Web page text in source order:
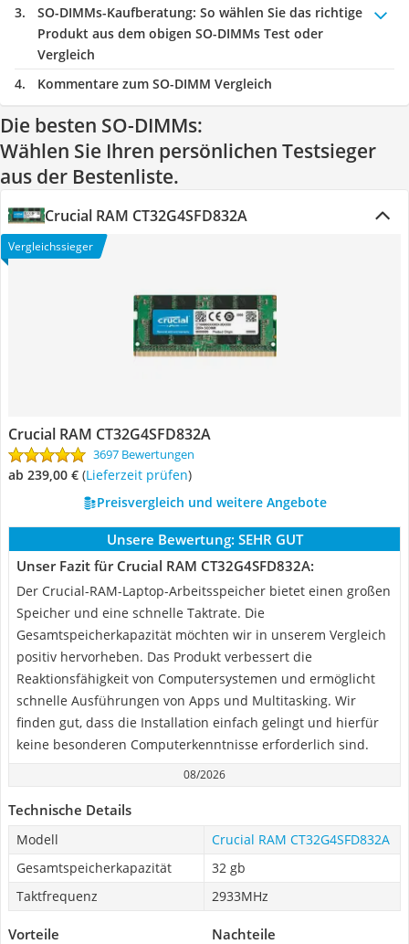
SO-DIMMs-Kaufberatung: So wählen Sie das richtige
Produkt aus dem obigen SO-DIMMs Test oder
Vergleich
Kommentare zum SO-DIMM Vergleich
Die besten SO-DIMMs:
Wählen Sie Ihren persönlichen Testsieger
aus der Bestenliste.
Crucial RAM CT32G4SFD832A
Vergleichssieger
Crucial RAM CT32G4SFD832A
3697 Bewertungen
ab 239,00 € (Lieferzeit prüfen)
Preisvergleich und weitere Angebote
Unsere Bewertung: SEHR GUT
Unser Fazit für Crucial RAM CT32G4SFD832A:
Der Crucial-RAM-Laptop-Arbeitsspeicher bietet einen großen
Speicher und eine schnelle Taktrate. Die
Gesamtspeicherkapazität möchten wir in unserem Vergleich
positiv hervorheben. Das Produkt verbessert die
Reaktionsfähigkeit von Computersystemen und ermöglicht
schnelle Ausführungen von Apps und Multitasking. Wir
finden gut, dass die Installation einfach gelingt und hierfür
keine besonderen Computerkenntnisse erforderlich sind.
08/2026
Technische Details
Modell
Crucial RAM CT32G4SFD832A
Gesamtspeicherkapazität
32 gb
Taktfrequenz
2933MHz
Vorteile Nachteile